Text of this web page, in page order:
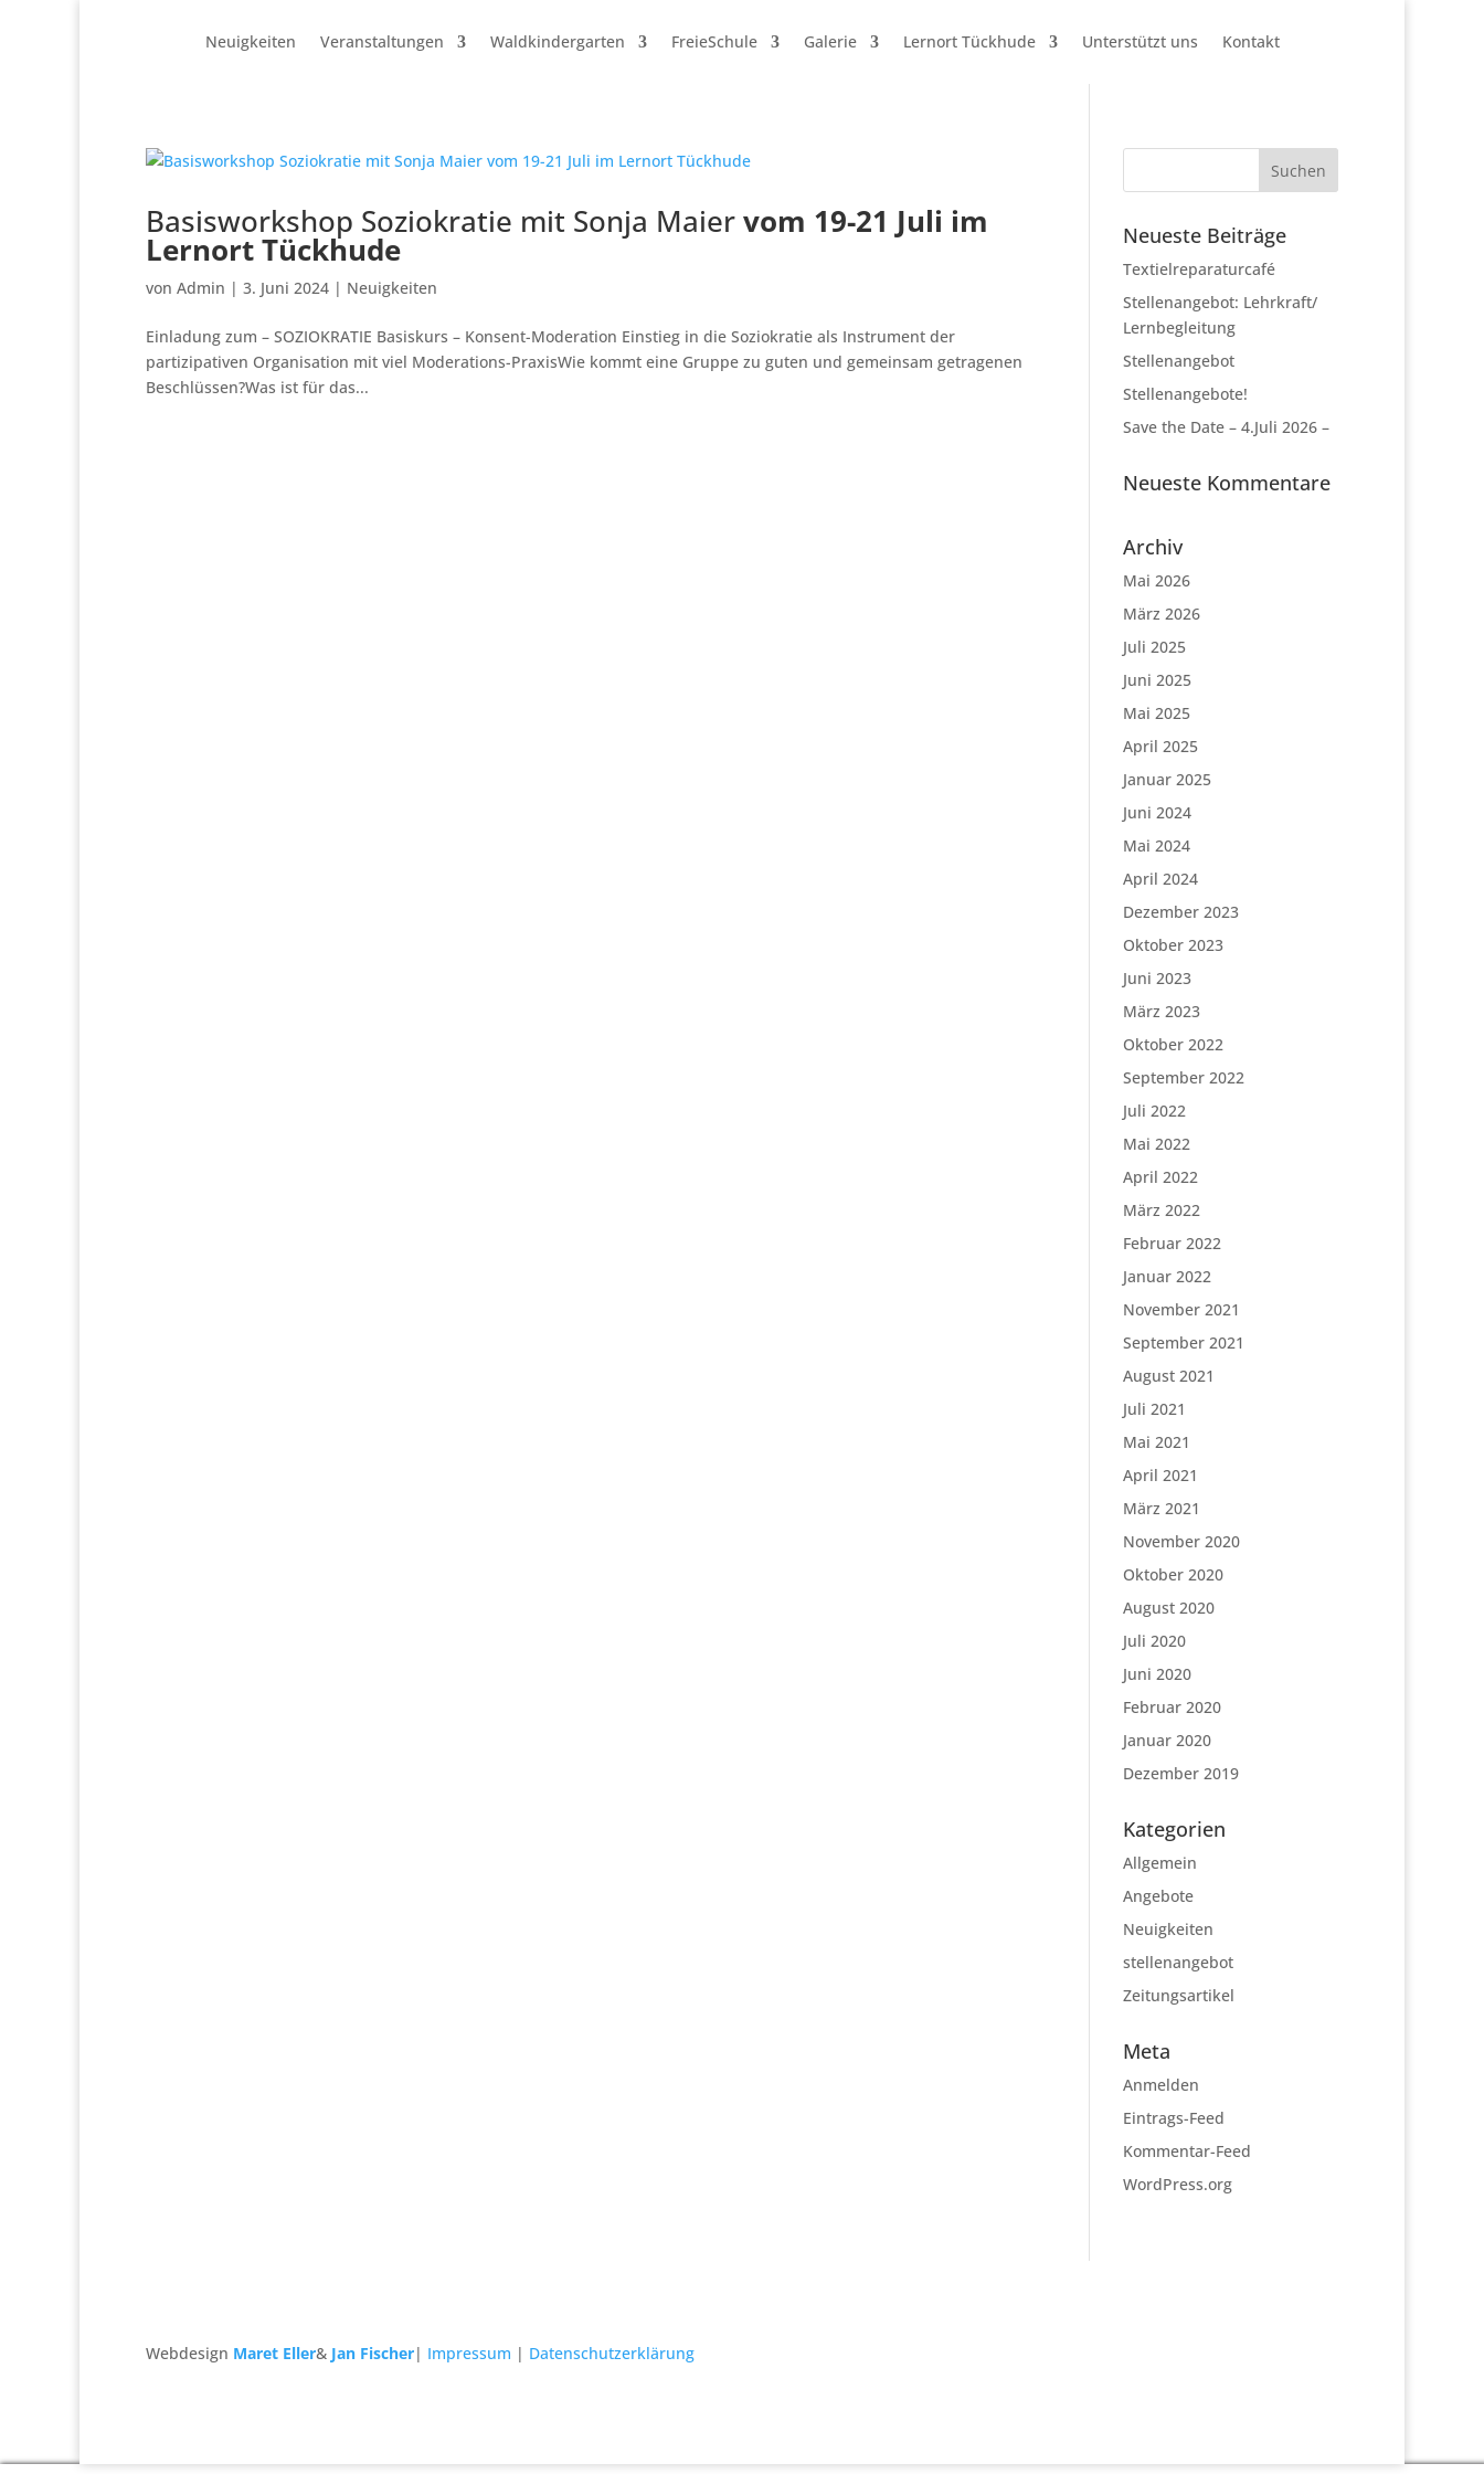
Neuigkeiten Veranstaltungen Waldkindergarten FreieSchule Galerie Lernort Tückhude Unterstützt uns Kontakt
Basisworkshop Soziokratie mit Sonja Maiervom 19-21 Juli im
Lernort Tückhude
von Admin | 3. Juni 2024 | Neuigkeiten
Einladung zum – SOZIOKRATIE Basiskurs – Konsent-Moderation Einstieg in die Soziokratie als Instrument der
partizipativen Organisation mit viel Moderations-PraxisWie kommt eine Gruppe zu guten und gemeinsam getragenen
Beschlüssen?Was ist für das...
Neueste Beiträge
Textielreparaturcafé
Stellenangebot: Lehrkraft/
Lernbegleitung
Stellenangebot
Stellenangebote!
Save the Date – 4.Juli 2026 –
Neueste Kommentare
Archiv
Mai 2026
März 2026
Juli 2025
Juni 2025
Mai 2025
April 2025
Januar 2025
Juni 2024
Mai 2024
April 2024
Dezember 2023
Oktober 2023
Juni 2023
März 2023
Oktober 2022
September 2022
Juli 2022
Mai 2022
April 2022
März 2022
Februar 2022
Januar 2022
November 2021
September 2021
August 2021
Juli 2021
Mai 2021
April 2021
März 2021
November 2020
Oktober 2020
August 2020
Juli 2020
Juni 2020
Februar 2020
Januar 2020
Dezember 2019
Kategorien
Allgemein
Angebote
Neuigkeiten
stellenangebot
Zeitungsartikel
Meta
Anmelden
Eintrags-Feed
Kommentar-Feed
WordPress.org
Webdesign Maret Eller& Jan Fischer| Impressum | Datenschutzerklärung